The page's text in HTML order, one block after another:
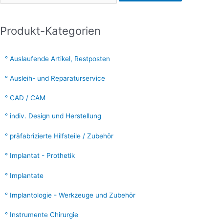
nProdukt-Kategorien
Auslaufende Artikel, Restposten
Ausleih- und Reparaturservice
CAD / CAM
indiv. Design und Herstellung
präfabrizierte Hilfsteile / Zubehör
Implantat - Prothetik
Implantate
Implantologie - Werkzeuge und Zubehör
Instrumente Chirurgie